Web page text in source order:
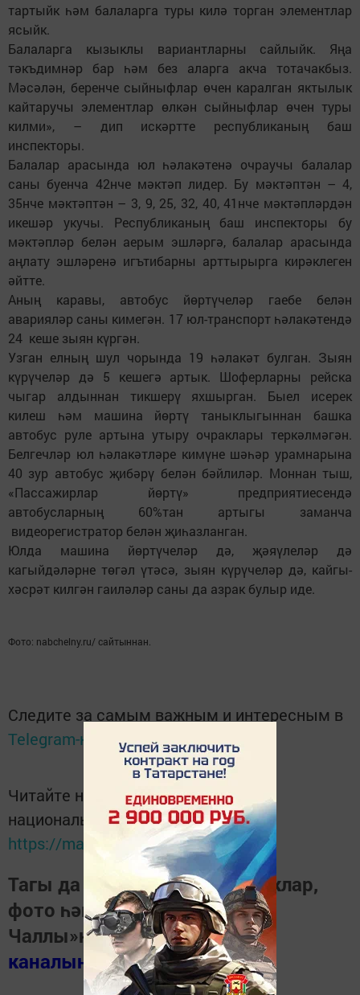
тартыйк һәм балаларга туры килә торган элементлар
ясыйк.
Балаларга кызыклы вариантларны сайлыйк. Яңа
тәкъдимнәр бар һәм без аларга акча тотачакбыз.
Мәсәлән, беренче сыйныфлар өчен каралган яктылык
кайтаручы элементлар өлкән сыйныфлар өчен туры
килми», – дип искәртте республиканың баш
инспекторы.
Балалар арасында юл һәлакәтенә очраучы балалар
саны буенча 42нче мәктәп лидер. Бу мәктәптән – 4,
35нче мәктәптән – 3, 9, 25, 32, 40, 41нче мәктәпләрдән
икешәр укучы. Республиканың баш инспекторы бу
мәктәпләр белән аерым эшләргә, балалар арасында
аңлату эшләренә игътибарны арттырырга кирәклеген
әйтте.
Аның каравы, автобус йөртүчеләр гаебе белән
аварияләр саны кимегән. 17 юл-транспорт һәлакәтендә
24 кеше зыян күргән.
Узган елның шул чорында 19 һәлакәт булган. Зыян
күрүчеләр дә 5 кешегә артык. Шоферларны рейска
чыгар алдыннан тикшерү яхшырган. Быел исерек
килеш һәм машина йөртү таныклыгыннан башка
автобус руле артына утыру очраклары теркәлмәгән.
Белгечләр юл һәлакәтләре кимүне шәһәр урамнарына
40 зур автобус җибәрү белән бәйлиләр. Моннан тыш,
«Пассажирлар йөртү» предприятиесендә
автобусларның 60%тан артыгы заманча
видеорегистратор белән җиһазланган.
Юлда машина йөртүчеләр дә, җәяүлеләр дә
кагыйдәләрне төгәл үтәсә, зыян күрүчеләр дә, кайгы-
хәсрәт килгән гаиләләр саны да азрак булыр иде.
Фото: nabchelny.ru/ сайтыннан.
Следите за самым важным и интересным в
Telegram-канале
Татмедиа
Читайте новости Татарстана в
национальном мессенджере MАХ:
https://max.ru/tatmedia
Тагы да кызыклырак яңалыклар,
фото һәм видеолар «Шәһри
Чаллы»ныңMAX
каналында(язылыгыз).